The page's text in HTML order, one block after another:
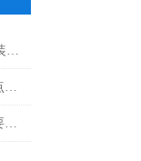
恩源800B型电能质量在线监测装置的主要技术指标
直读式等值盐密度测试仪的特点及参数
盘点异频介质损耗测试仪的主要功能特点